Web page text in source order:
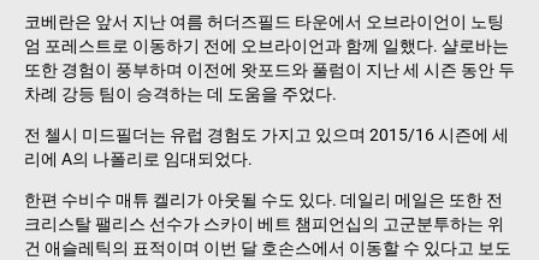
코베란은 앞서 지난 여름 허더즈필드 타운에서 오브라이언이 노팅
엄 포레스트로 이동하기 전에 오브라이언과 함께 일했다. 샬로바는
또한 경험이 풍부하며 이전에 왓포드와 풀럼이 지난 세 시즌 동안 두
차례 강등 팀이 승격하는 데 도움을 주었다.
전 첼시 미드필더는 유럽 경험도 가지고 있으며 2015/16 시즌에 세
리에 A의 나폴리로 임대되었다.
한편 수비수 매튜 켈리가 아웃될 수도 있다. 데일리 메일은 또한 전
크리스탈 팰리스 선수가 스카이 베트 챔피언십의 고군분투하는 위
건 애슬레틱의 표적이며 이번 달 호손스에서 이동할 수 있다고 보도